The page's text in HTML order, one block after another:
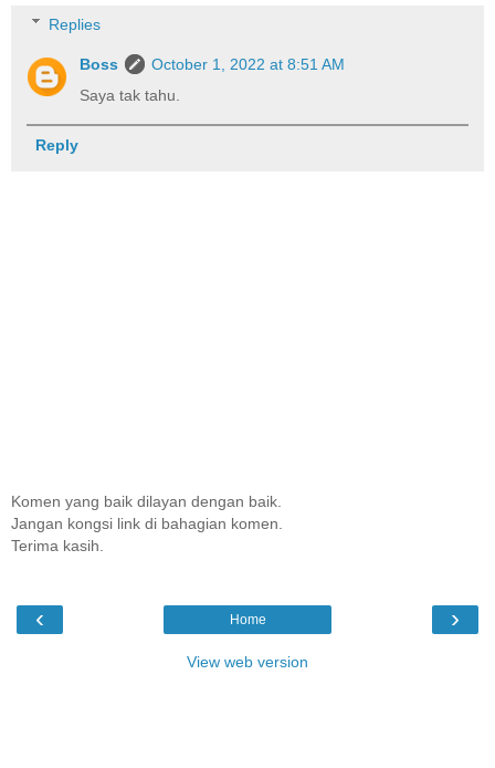
Replies
Boss
October 1, 2022 at 8:51 AM
Saya tak tahu.
Reply
Komen yang baik dilayan dengan baik.
Jangan kongsi link di bahagian komen.
Terima kasih.
‹ ›
Home
View web version